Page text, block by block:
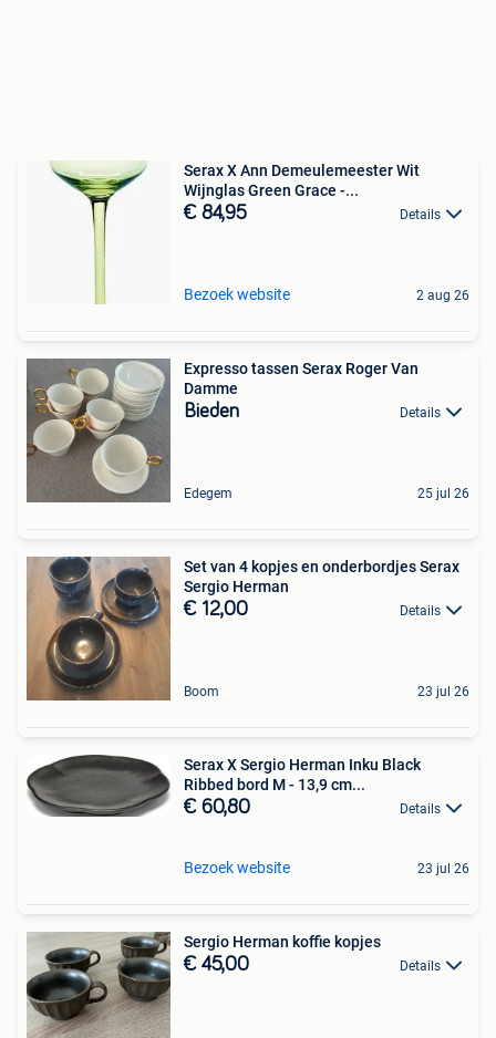
Serax X Ann Demeulemeester Wit
Wijnglas Green Grace -...
€ 84,95 Details
Bezoek website 2 aug 26
Expresso tassen Serax Roger Van
Damme
Bieden Details
Edegem 25 jul 26
Set van 4 kopjes en onderbordjes Serax
Sergio Herman
€ 12,00 Details
Boom 23 jul 26
Serax X Sergio Herman Inku Black
Ribbed bord M - 13,9 cm...
€ 60,80 Details
Bezoek website 23 jul 26
Sergio Herman koffie kopjes
€ 45,00 Details